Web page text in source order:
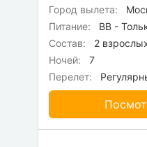
Город вылета:
Питание:
BB -
Состав:
2
Ночей:
7
Перелет: